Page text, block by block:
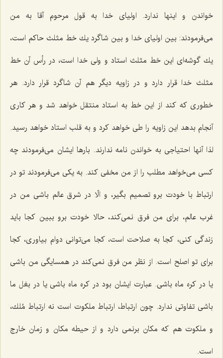
خواندن و اینها ندارد. اولیای خدا به قول مرحوم آقا به من
می‌فرمودند: بین اولیای خدا و بین شاگرد یك خط مثلث حاكم است،
یك گوشه‌ای این خط مثلث استاد و ولی خدا است، در رأس آن خط
مثلث خدا قرار دارد و در زاویه دیگر هم آن شاگرد قرار دارد. هر
خطوری كه كند از این خط به استاد منتقل خواهد شد و هر كاری
آنجام بدهد این زاویه را طی خواهد كرد و به قلب استاد خواهد رسید.
لذا آنها احتیاجی به خواندن نامه ندارند. بارها ایشان می‌فرمودند چه
كسی می‌خواهد مطلب را از من مخفی كند. به یكی می‌فرمودند تو در
ارتباط با خودت برو تصمیم بگیر، و الّا در شرق عالم باشی من در
غرب عالم، برای من فرق نمی‌كند، حالا خودت برو ببین كجا باید
زندگی كنی، كجا به صلاحت است، كجا می‌توانی دوام بیاوری، كجا
برای تو اصلح است. از نظر من فرق نمی‌كند در همسایگی من باشی
یا در كره ماه باشی. عبارت ایشان بود در كره ماه باشی یا در بغل ما
باشی تفاوتی ندارد. چون ارتباط، ارتباط ملكوت است نه ارتباط مُلك،
و ملكوت هم كه مكان برنمی دارد و از حیطه مكان و زمان خارج
است.